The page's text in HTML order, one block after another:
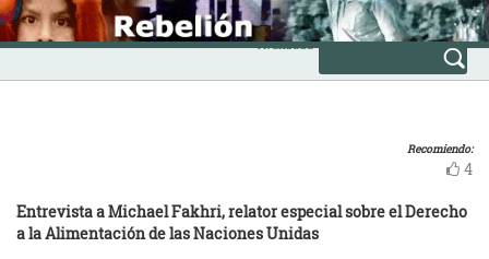
Skip
to
content
INICIO
Avanzada
Recomiendo:
4
Entrevista a Michael Fakhri, relator especial sobre el Derecho
a la Alimentación de las Naciones Unidas